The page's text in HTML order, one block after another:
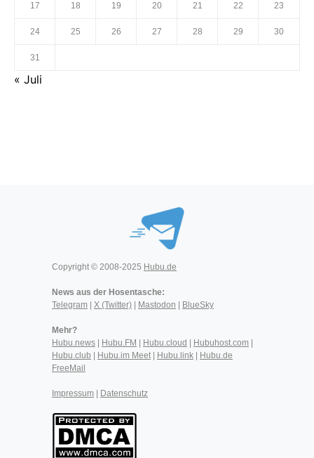
17 18 19 20 21 22 23
24 25 26 27 28 29 30
31
« Juli
Copyright © 2008-2025 Hubu.de
News aus der Hosentasche:
Telegram
X (Twitter) Mastodon BlueSky
Mehr?
Hubu.news
Hubu.FM Hubu.cloud Hubuhost.com
Hubu.club
Hubu.im Meet| Hubu.link
Hubu.de
FreeMail
Impressum Datenschutz